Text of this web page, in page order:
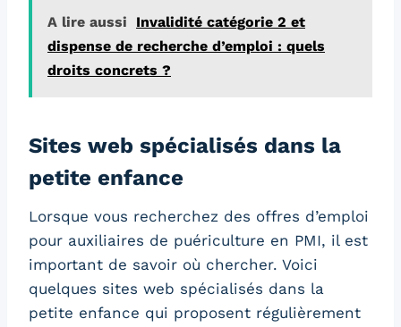
A lire aussi
Invalidité catégorie 2 et
dispense de recherche d’emploi : quels
droits concrets ?
Sites web spécialisés dans la
petite enfance
Lorsque vous recherchez des offres d’emploi
pour auxiliaires de puériculture en PMI, il est
important de savoir où chercher. Voici
quelques sites web spécialisés dans la
petite enfance qui proposent régulièrement